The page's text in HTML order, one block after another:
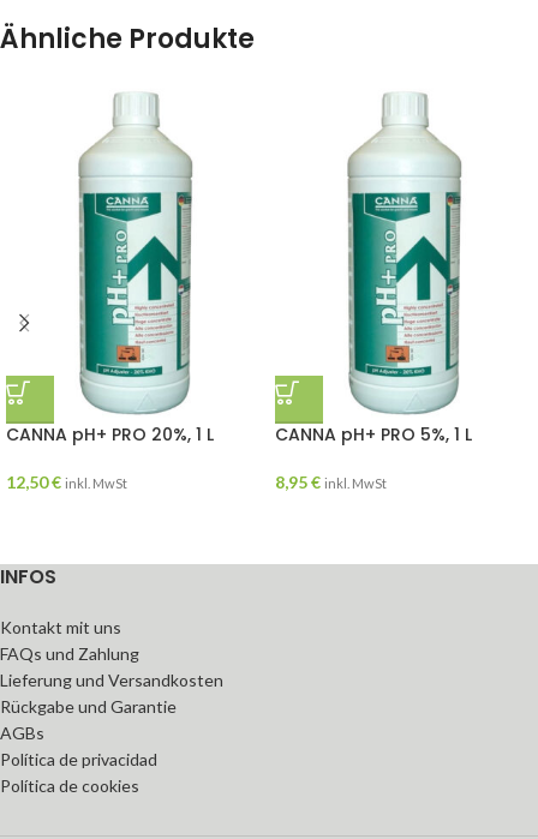
Ähnliche Produkte
CANNA pH+ PRO 20%, 1 L
12,50€ inkl. MwSt
CANNA pH+ PRO 5%, 1 L
8,95€ inkl. MwSt
INFOS
Kontakt mit uns
FAQs und Zahlung
Lieferung und Versandkosten
Rückgabe und Garantie
AGBs
Política de privacidad
Política de cookies